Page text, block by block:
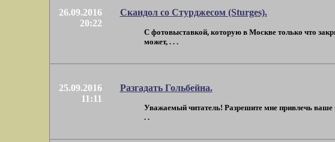
26.09.2016
20:22
Скандол со Стурджесом (Sturges).
С фотовыставкой, которую в Москве только что
может, . . .
25.09.2016
11:11
Разгадать Гольбейна.
Уважаемый читатель! Разрешите мне привлечь ваше
. .